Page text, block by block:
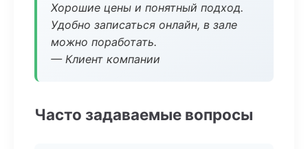
Хорошие цены и понятный подход.
Удобно записаться онлайн, в зале
можно поработать.
— Клиент компании
Часто задаваемые вопросы